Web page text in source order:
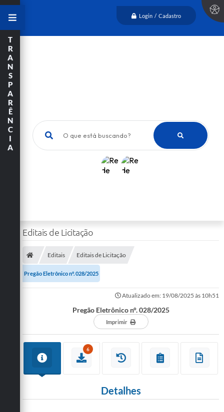
Login / Cadastro
O que está buscando?
T
R
A
N
S
P
A
R
Ê
N
C
I
A
Editais de Licitação
Editais Editais de Licitação
Pregão Eletrônico n°. 028/2025
Atualizado em: 19/08/2025 às 10h51
Pregão Eletrônico n°. 028/2025
Imprimir
6
Detalhes